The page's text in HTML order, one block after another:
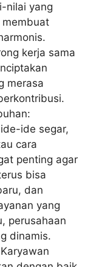
nilai yang
membuat
kerja sama
merasa
ide segar,
cara
penting agar
bisa
dan
yang
perusahaan
dinamis.